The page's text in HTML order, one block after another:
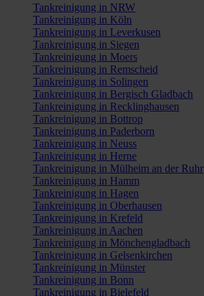
Tankreinigung in NRW
Tankreinigung in Köln
Tankreinigung in Leverkusen
Tankreinigung in Siegen
Tankreinigung in Moers
Tankreinigung in Remscheid
Tankreinigung in Solingen
Tankreinigung in Bergisch Gladbach
Tankreinigung in Recklinghausen
Tankreinigung in Bottrop
Tankreinigung in Paderborn
Tankreinigung in Neuss
Tankreinigung in Herne
Tankreinigung in Mülheim an der Ruhr
Tankreinigung in Hamm
Tankreinigung in Hagen
Tankreinigung in Oberhausen
Tankreinigung in Krefeld
Tankreinigung in Aachen
Tankreinigung in Mönchengladbach
Tankreinigung in Gelsenkirchen
Tankreinigung in Münster
Tankreinigung in Bonn
Tankreinigung in Bielefeld